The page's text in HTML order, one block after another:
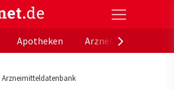
offizielle Gesundheitsportal der
Apotheken
Arzneimitteldatenbank